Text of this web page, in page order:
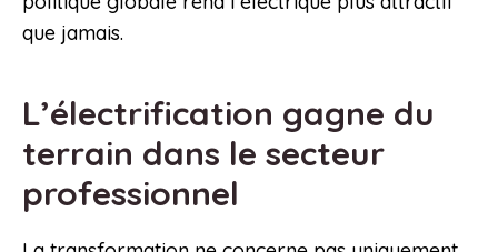
que jamais.
L’électrification gagne du
terrain dans le secteur
professionnel